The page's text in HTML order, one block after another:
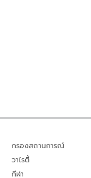
กรองสถานการณ์
วาไรตี้
กีฬา